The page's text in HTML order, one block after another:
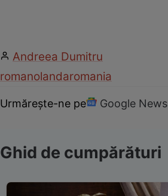
Andreea Dumitru
romanolandaromania
Urmărește-ne pe Google News
Ghid de cumpărături